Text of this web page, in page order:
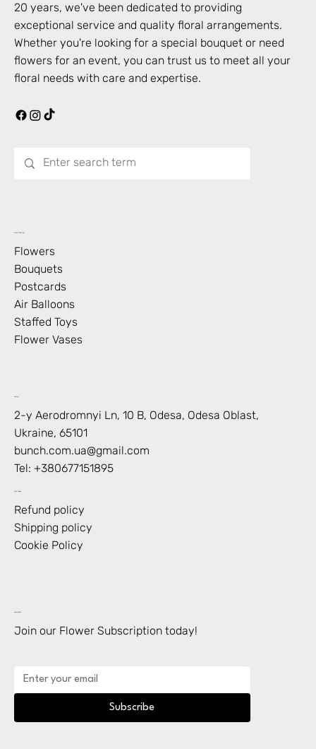
20 years, we've been dedicated to providing
exceptional service and quality floral arrangements.
Whether you're looking for a special bouquet or need
flowers for an event, you can trust us to meet all your
floral needs with care and expertise.
What’s Blooming?
Flowers
Bouquets
Postcards
Air Balloons
Staffed Toys
Flower Vases
Contact
2-y Aerodromnyi Ln, 10 В, Odesa, Odesa Oblast,
Ukraine, 65101
bunch.com.ua@gmail.com
Tel: +380677151895
Shop Policies
Refund policy
Shipping policy
Cookie Policy
Subscription
Join our Flower Subscription today!
Subscribe